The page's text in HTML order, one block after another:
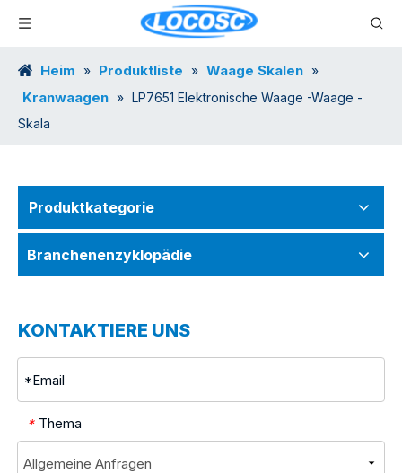
Heim » Produktliste » Waage Skalen »
Kranwaagen » LP7651 Elektronische Waage -Waage -
Skala
Produktkategorie
Branchenenzyklopädie
KONTAKTIERE UNS
* Thema